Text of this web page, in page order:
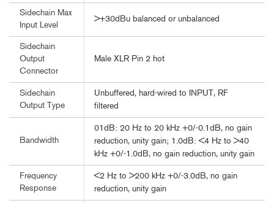
Sidechain Max
Input Level
>+30dBu balanced or unbalanced
Sidechain
Output
Connector
Male XLR Pin 2 hot
Sidechain
Output Type
Unbuffered, hard-wired to INPUT, RF
filtered
Bandwidth
01dB: 20 Hz to 20 kHz +0/-0.1dB, no gain
reduction, unity gain; 1.0dB: <4 Hz to >40
kHz +0/-1.0dB, no gain reduction, unity gain
Frequency
Response
<2 Hz to >200 kHz +0/-3.0dB, no gain
reduction, unity gain